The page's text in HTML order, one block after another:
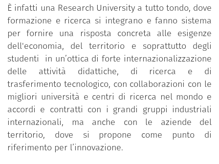
È infatti una Research University a tutto tondo, dove
formazione e ricerca si integrano e fanno sistema
per fornire una risposta concreta alle esigenze
dell'economia, del territorio e soprattutto degli
studenti in un’ottica di forte internazionalizzazione
delle attività didattiche, di ricerca e di
trasferimento tecnologico, con collaborazioni con le
migliori università e centri di ricerca nel mondo e
accordi e contratti con i grandi gruppi industriali
internazionali, ma anche con le aziende del
territorio, dove si propone come punto di
riferimento per l’innovazione.